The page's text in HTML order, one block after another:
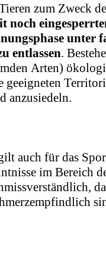
zum Zweck
noch
unter
entlassen.
Arten)
geeigneten
anzusiedeln.
auch für das
im Bereich